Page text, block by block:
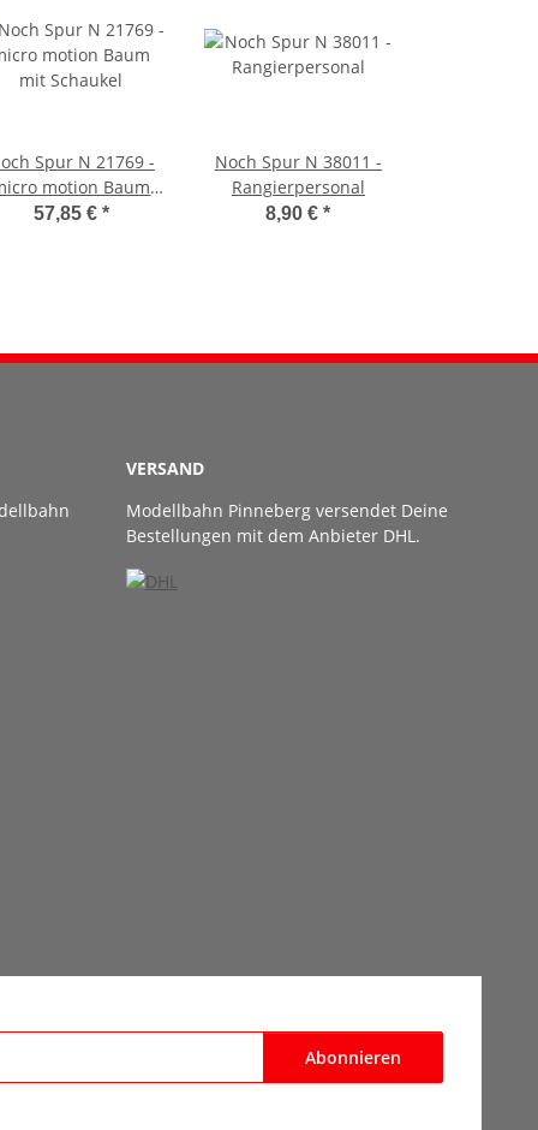
Spur N 21769 -
motion Baum
mit Schaukel
57,85 € *
Noch Spur N 38011 -
Rangierpersonal
8,90 €*
VERSAND
Modellbahn Pinneberg versendet Deine
Bestellungen mit dem Anbieter DHL.
Abonnieren